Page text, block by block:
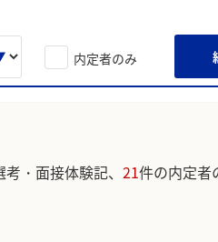
内定者のみ
・面接体験記、 21件の内定者